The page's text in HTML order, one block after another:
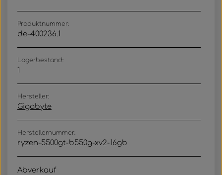
Produktnummer:
de-400236.1
Lagerbestand:
1
Hersteller:
Gigabyte
Herstellernummer:
ryzen-5500gt-b550g-xv2-16gb
Abverkauf